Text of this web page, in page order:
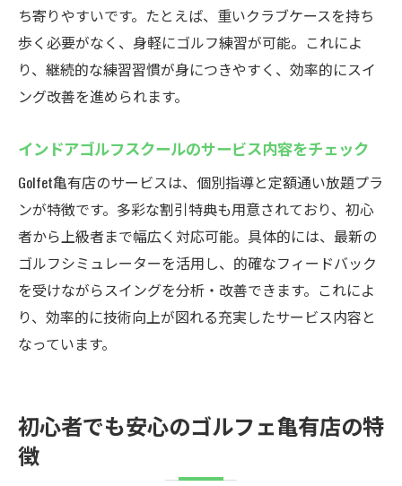
ち寄りやすいです。たとえば、重いクラブケースを持ち
歩く必要がなく、身軽にゴルフ練習が可能。これによ
り、継続的な練習習慣が身につきやすく、効率的にスイ
ング改善を進められます。
インドアゴルフスクールのサービス内容をチェック
Golfet亀有店のサービスは、個別指導と定額通い放題プラ
ンが特徴です。多彩な割引特典も用意されており、初心
者から上級者まで幅広く対応可能。具体的には、最新の
ゴルフシミュレーターを活用し、的確なフィードバック
を受けながらスイングを分析・改善できます。これによ
り、効率的に技術向上が図れる充実したサービス内容と
なっています。
初心者でも安心のゴルフェ亀有店の特
徴